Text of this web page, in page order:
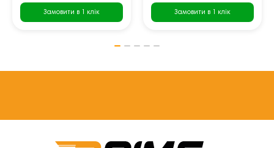
Замовити в 1 клік Замовити в 1 клік